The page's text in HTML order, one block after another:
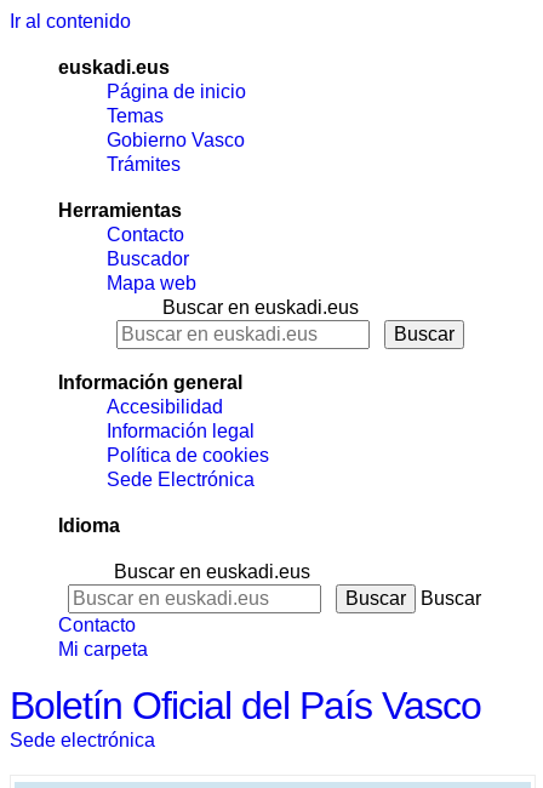
Ir al contenido
euskadi.eus
Página de inicio
Temas
Gobierno Vasco
Trámites
Herramientas
Contacto
Buscador
Mapa web
Buscar en euskadi.eus
Información general
Accesibilidad
Información legal
Política de cookies
Sede Electrónica
Idioma
Buscar en euskadi.eus
Buscar
Contacto
Mi carpeta
Boletín Oficial del País Vasco
Sede electrónica